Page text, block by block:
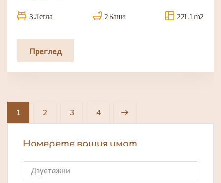
3 Легла 2 Бани 221.1 m2
Преглед
1 2 3 4
Намерете вашия имот